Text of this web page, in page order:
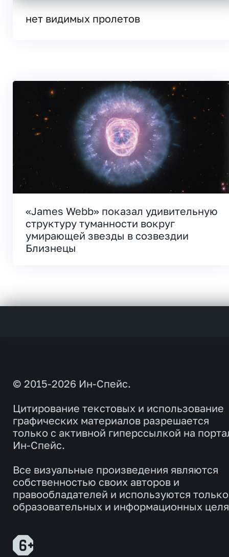
нет видимых пролетов
«James Webb» показал удивительную
структуру туманности вокруг
умирающей звезды в созвездии
Близнецы
© 2015-2026 Ин-Спейс.
Цитирование текстовых и использование
графических материалов разрешается
только с активной гиперссылкой на
Ин-Спейс.
Все визуальные произведения являются
собственностью своих авторов и
правообладателей и используются
образовательных и информационных